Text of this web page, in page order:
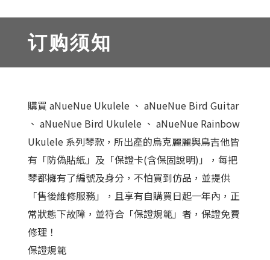
订购须知
購買 aNueNue Ukulele 、 aNueNue Bird Guitar
、 aNueNue Bird Ukulele 、 aNueNue Rainbow
Ukulele 系列琴款，所出產的烏克麗麗與鳥吉他皆
有「防偽貼紙」及「保證卡(含保固說明)」，每把
琴都擁有了編號及身分，不怕買到仿品，並提供
「售後維修服務」，且享有自購買日起一年內，正
常狀態下故障，並符合「保證規範」者，保證免費
修理！
保證規範